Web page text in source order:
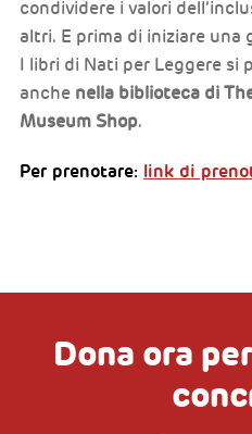
condividere i valori
altri. E prima di iniziare
I libri di Nati per Leggere si
anche nella biblioteca di
Museum Shop.
Per prenotare: link di
Dona ora